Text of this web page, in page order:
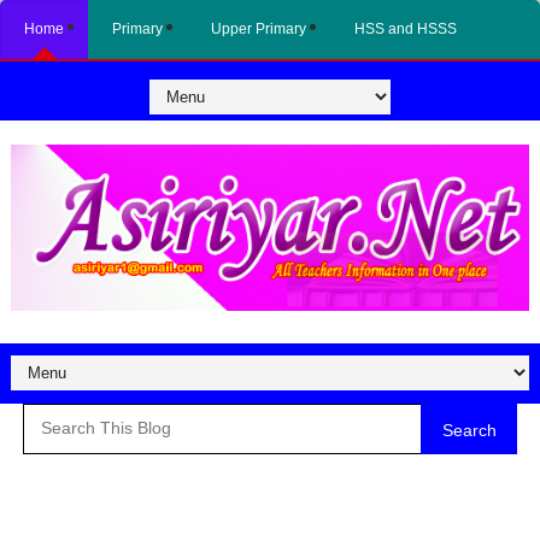
Home Primary Upper Primary HSS and HSSS
Search